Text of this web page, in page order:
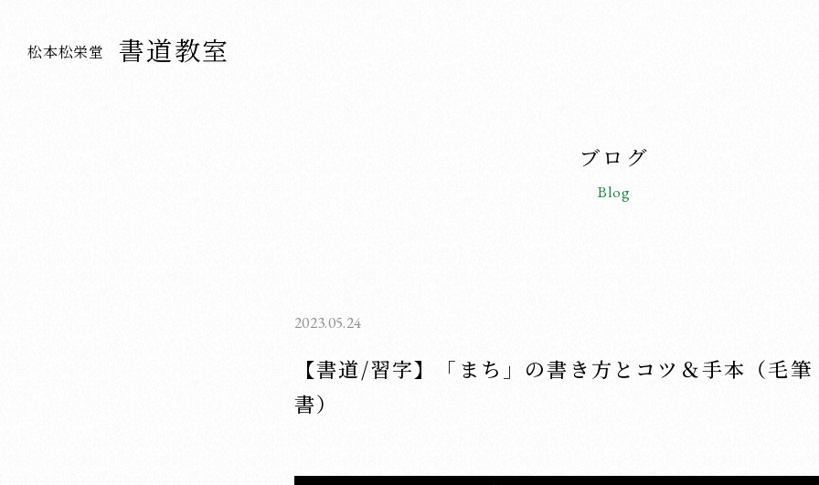
松本松栄堂 書道教室
ブログ
Blog
2023.05.24
【書道/習字】「まち」の書き方とコツ＆手本（毛
書）